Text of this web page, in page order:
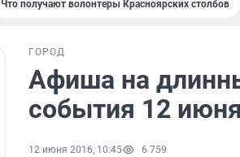
Что получают волонтеры Красноярских столбов
ГОРОД
Афиша на
события 12 июня
12 июня 2016, 10:45 6 759